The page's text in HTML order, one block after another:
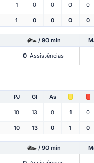
1 0 0 0 0
1 0 0 0 0
/ 90 min
0 Assistências
PJ Gl As
10 13 0 1 0
10 13 0 1 0
/ 90 min